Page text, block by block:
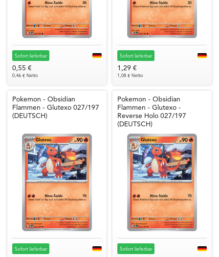
Sofort lieferbar
0,55 €
0,46 € Netto
Sofort lieferbar
1,29 €
1,08 € Netto
Pokemon - Obsidian
Flammen - Glutexo 027/197
(DEUTSCH)
Sofort lieferbar
Pokemon - Obsidian
Flammen - Glutexo -
Reverse Holo 027/197
(DEUTSCH)
Sofort lieferbar